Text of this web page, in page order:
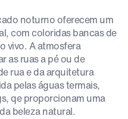
noturno oferecem um
com coloridas bancas de
vivo. A atmosfera
as ruas a pé ou de
rua e da arquitetura
pelas águas termais,
qe proporcionam uma
beleza natural.